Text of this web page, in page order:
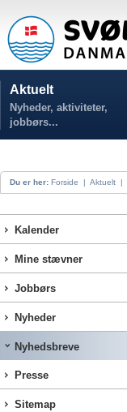
Aktuelt
Nyheder, aktiviteter,
jobbørs...
Du er her: Forside | Aktuelt |
Kalender
Mine stævner
Jobbørs
Nyheder
Nyhedsbreve
Presse
Sitemap